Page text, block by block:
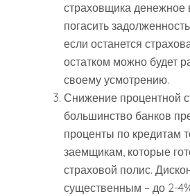
страховщика денежное
погасить
если останется
остатком можно будет
своему усмотрению.
Снижение процентной
большинство банков
проценты по кредитам
заемщикам, которые
страховой полис.
существенным – до 2-